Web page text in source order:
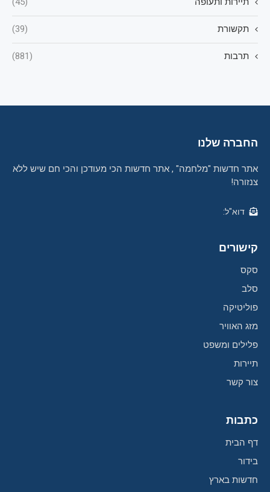
תקשורת (39)
תרבות (881)
החברה שלנו
אתר חדשות "מלחמה" , אתר חדשות הכי מעודכן והכי חם שיש ללא
צנזורה!
דוא"ל:
קישורים
סקס
סלב
פוליטיקה
מזג האוויר
פלילים ומשפט
תיירות
צור קשר
כתבות
דף הבית
בידור
חדשות בארץ